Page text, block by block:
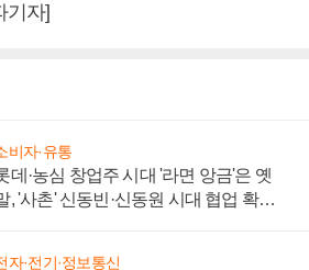
기자]
비자·유통
데·농심 창업주 시대 '라면 앙금'은 옛
, '사촌' 신동빈·신동원 시대 협업 확대
자·전기·정보통신